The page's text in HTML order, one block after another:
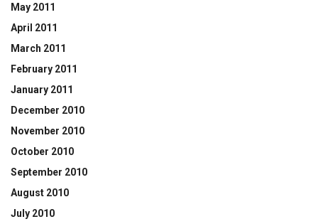
May 2011
April 2011
March 2011
February 2011
January 2011
December 2010
November 2010
October 2010
September 2010
August 2010
July 2010